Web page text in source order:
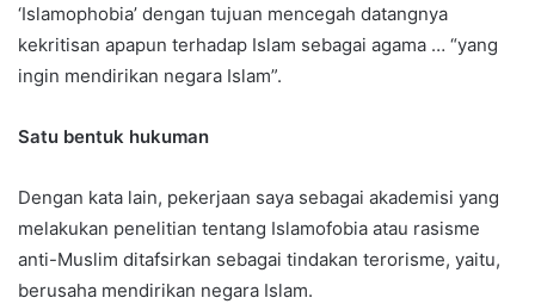
‘Islamophobia’ dengan tujuan mencegah datangnya
kekritisan apapun terhadap Islam sebagai agama … “yang
ingin mendirikan negara Islam”.
Satu bentuk hukuman
Dengan kata lain, pekerjaan saya sebagai akademisi yang
melakukan penelitian tentang Islamofobia atau rasisme
anti-Muslim ditafsirkan sebagai tindakan terorisme, yaitu,
berusaha mendirikan negara Islam.